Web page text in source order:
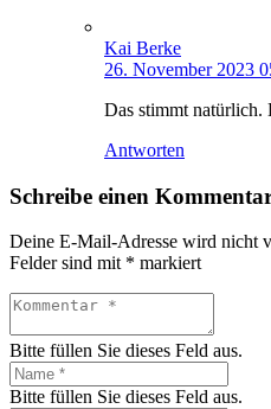
Kai Berke
26. November 2023
Das stimmt
Antworten
Schreibe einen
Deine E-Mail-Adresse wird nicht
Felder sind mit * markiert
Bitte füllen Sie dieses Feld aus.
Bitte füllen Sie dieses Feld aus.